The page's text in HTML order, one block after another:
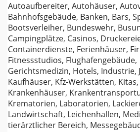
Autoaufbereiter, Autohäuser,
Bahnhofsgebäude, Banken, Bars,
Bootsverleiher, Bundeswehr,
Campingplätze, Casinos,
Containerdienste, Ferienhäuser,
Fitnessstudios,
Gerichtsmedizin, Hotels, Industrie,
Kaufhäuser, Kfz-Werkstätten,
Krankenhäuser,
Krematorien, Laboratorien,
Landwirtschaft, Leichenhallen,
tierärztlicher Bereich,